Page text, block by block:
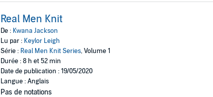
Real Men Knit
De : Kwana Jackson
Lu par : Keylor Leigh
Série : Real Men Knit Series, Volume 1
Durée : 8 h et 52 min
Date de publication : 19/05/2020
Langue : Anglais
Pas de notations